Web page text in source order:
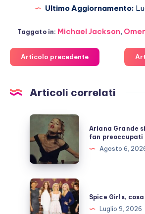
Ultimo Aggiornamento:
Taggato in: Michael Jackson,
Articolo precedente
Articoli correlati
Ariana
Grande
si
prende
una
pausa,
fan
preoccupati
Ariana Grande
fan preoccupati
Agosto 6,
Spice
Girls,
cosa
Spice Girls,
Luglio 9, 2026